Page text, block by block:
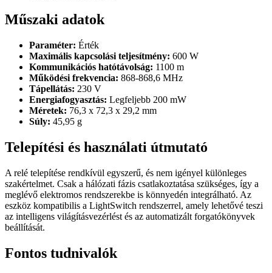
Műszaki adatok
Paraméter: Érték
Maximális kapcsolási teljesítmény: 600 W
Kommunikációs hatótávolság: 1100 m
Működési frekvencia: 868-868,6 MHz
Tápellátás: 230 V
Energiafogyasztás: Legfeljebb 200 mW
Méretek: 76,3 x 72,3 x 29,2 mm
Súly: 45,95 g
Telepítési és használati útmutató
A relé telepítése rendkívül egyszerű, és nem igényel különleges
szakértelmet. Csak a hálózati fázis csatlakoztatása szükséges, így a
meglévő elektromos rendszerekbe is könnyedén integrálható. Az
eszköz kompatibilis a LightSwitch rendszerrel, amely lehetővé teszi
az intelligens világításvezérlést és az automatizált forgatókönyvek
beállítását.
Fontos tudnivalók